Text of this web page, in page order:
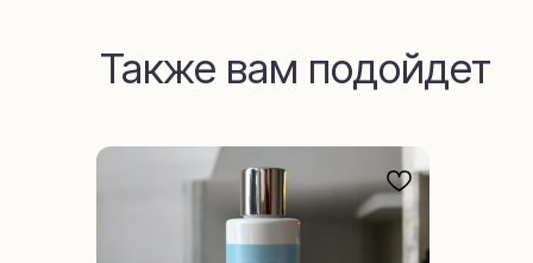
Также вам подойдет